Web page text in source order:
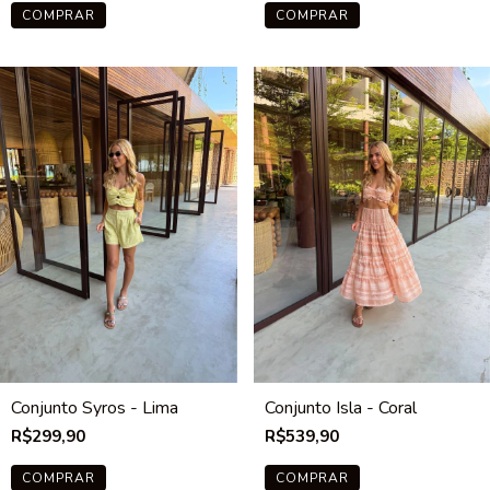
COMPRAR COMPRAR
Conjunto Syros - Lima
R$299,90
COMPRAR
Conjunto Isla - Coral
R$539,90
COMPRAR